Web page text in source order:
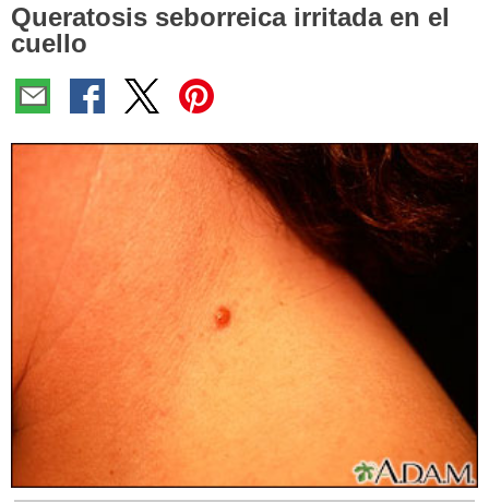
Queratosis seborreica irritada en el
cuello